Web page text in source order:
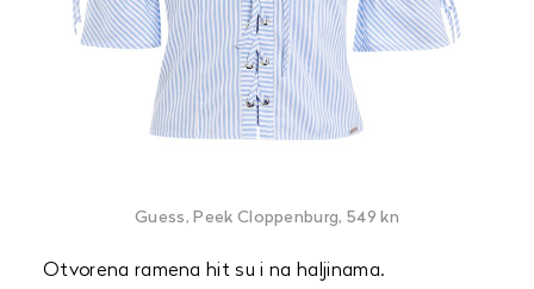
Guess, Peek Cloppenburg, 549 kn
Otvorena ramena hit su i na haljinama.